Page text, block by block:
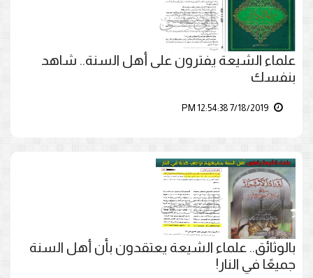
علماء الشيعة يفترون على أهل السنة.. شاهد
بنفسك
بالوثائق.. علماء الشيعة يعتقدون بأن أهل السنة
جميعًا في النار!